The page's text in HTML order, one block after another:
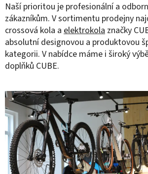
Naší prioritou je profesionální a
zákazníkům. V sortimentu prodejny
crossová kola a elektrokola značky
absolutní designovou a produktovou
kategorii. V nabídce máme i široký
doplňků CUBE.